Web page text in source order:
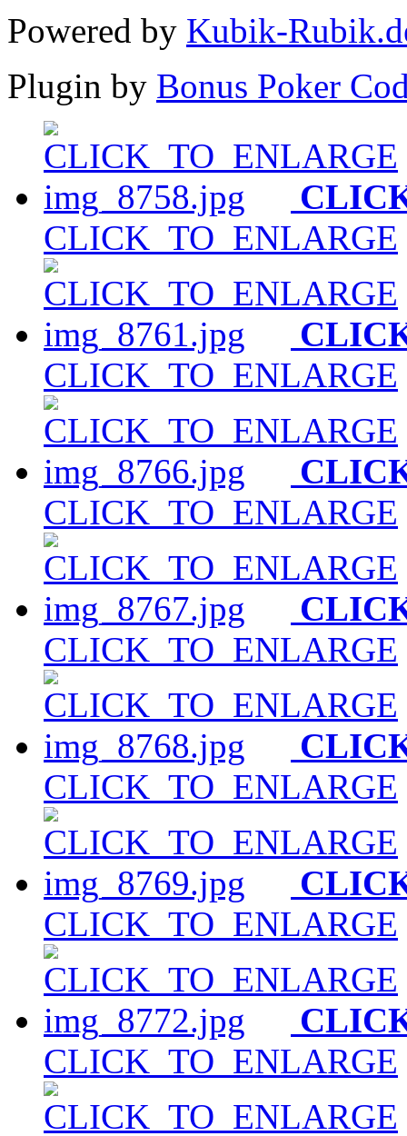
Powered by Kubik-
Plugin by Bonus Poker
CLICK_TO_ENLARGE
CLICK_TO_ENLARGE
CLICK_TO_ENLARGE
CLICK_TO_ENLARGE
CLICK_TO_ENLARGE
CLICK_TO_ENLARGE
CLICK_TO_ENLARGE